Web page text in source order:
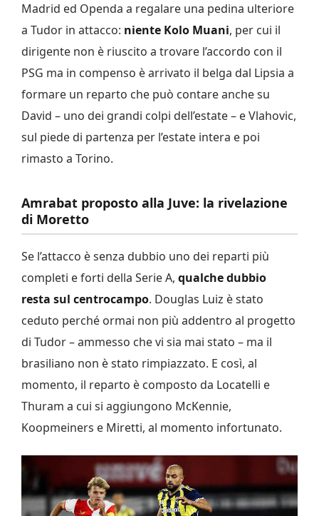
Madrid ed Openda a regalare una pedina ulteriore
a Tudor in attacco: niente Kolo Muani, per cui il
dirigente non è riuscito a trovare l’accordo con il
PSG ma in compenso è arrivato il belga dal Lipsia a
formare un reparto che può contare anche su
David – uno dei grandi colpi dell’estate – e Vlahovic,
sul piede di partenza per l’estate intera e poi
rimasto a Torino.
Amrabat proposto alla Juve: la rivelazione
di Moretto
Se l’attacco è senza dubbio uno dei reparti più
completi e forti della Serie A, qualche dubbio
resta sul centrocampo. Douglas Luiz è stato
ceduto perché ormai non più addentro al progetto
di Tudor – ammesso che vi sia mai stato – ma il
brasiliano non è stato rimpiazzato. E così, al
momento, il reparto è composto da Locatelli e
Thuram a cui si aggiungono McKennie,
Koopmeiners e Miretti, al momento infortunato.